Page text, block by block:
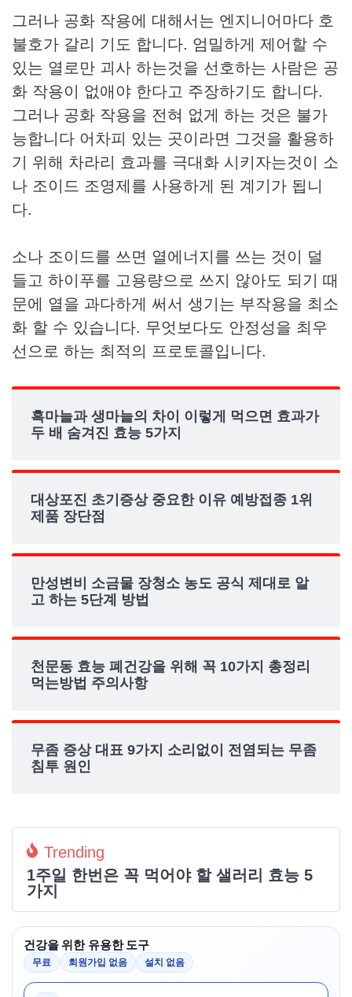
그러나 공화 작용에 대해서는 엔지니어마다 호
불호가 갈리 기도 합니다. 엄밀하게 제어할 수
있는 열로만 괴사 하는것을 선호하는 사람은 공
화 작용이 없애야 한다고 주장하기도 합니다.
그러나 공화 작용을 전혀 없게 하는 것은 불가
능합니다 어차피 있는 곳이라면 그것을 활용하
기 위해 차라리 효과를 극대화 시키자는것이 소
나 조이드 조영제를 사용하게 된 계기가 됩니
다.
소나 조이드를 쓰면 열에너지를 쓰는 것이 덜
들고 하이푸를 고용량으로 쓰지 않아도 되기 때
문에 열을 과다하게 써서 생기는 부작용을 최소
화 할 수 있습니다. 무엇보다도 안정성을 최우
선으로 하는 최적의 프로토콜입니다.
흑마늘과 생마늘의 차이 이렇게 먹으면 효과가
두 배 숨겨진 효능 5가지
대상포진 초기증상 중요한 이유 예방접종 1위
제품 장단점
만성변비 소금물 장청소 농도 공식 제대로 알
고 하는 5단계 방법
천문동 효능 폐건강을 위해 꼭 10가지 총정리
먹는방법 주의사항
무좀 증상 대표 9가지 소리없이 전염되는 무좀
침투 원인
Trending
1주일 한번은 꼭 먹어야 할 샐러리 효능 5
가지
건강을 위한 유용한 도구
무료 회원가입 없음 설치 없음